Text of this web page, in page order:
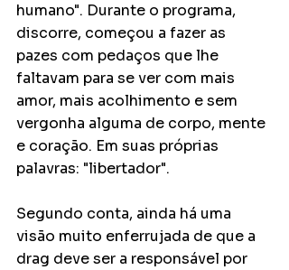
humano". Durante o programa,
discorre, começou a fazer as
pazes com pedaços que lhe
faltavam para se ver com mais
amor, mais acolhimento e sem
vergonha alguma de corpo, mente
e coração. Em suas próprias
palavras: "libertador".
Segundo conta, ainda há uma
visão muito enferrujada de que a
drag deve ser a responsável por